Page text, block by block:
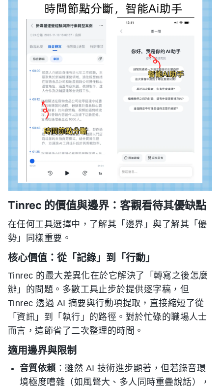
Tinrec 的價值與邊界：客觀看待其優缺點
在任何工具選擇中，了解其「邊界」與了解其「優
勢」同樣重要。
核心價值：從「記錄」到「行動」
Tinrec 的最大差異化在於它解決了「轉寫之後怎麼
辦」的問題。多數工具止步於提供逐字稿，但
Tinrec 透過 AI 摘要與行動項提取，直接縮短了從
「資訊」到「執行」的路徑。對於忙碌的職場人士
而言，這節省了二次整理的時間。
適用邊界與限制
音質依賴 ：雖然 AI 技術進步顯著，但若錄音環
境極度嘈雜（如風聲大、多人同時重疊說話），